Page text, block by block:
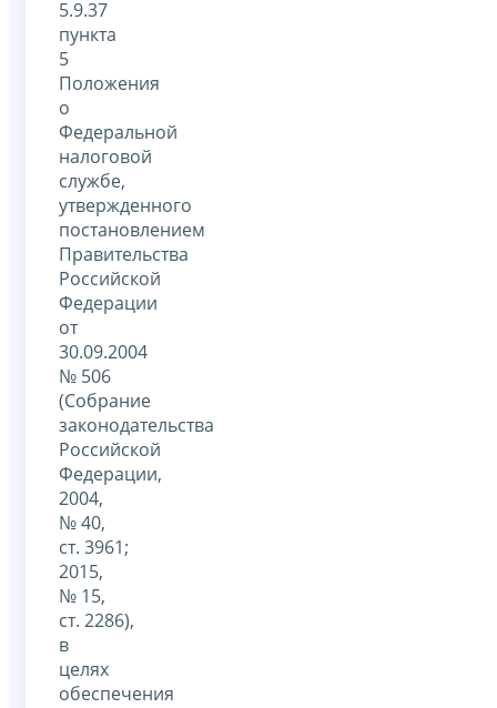
5.9.37
пункта
5
Положения
о
Федеральной
налоговой
службе,
утвержденного
постановлением
Правительства
Российской
Федерации
от
30.09.2004
№ 506
(Собрание
законодательства
Российской
Федерации,
2004,
№ 40,
ст. 3961;
2015,
№ 15,
ст. 2286),
в
целях
обеспечения